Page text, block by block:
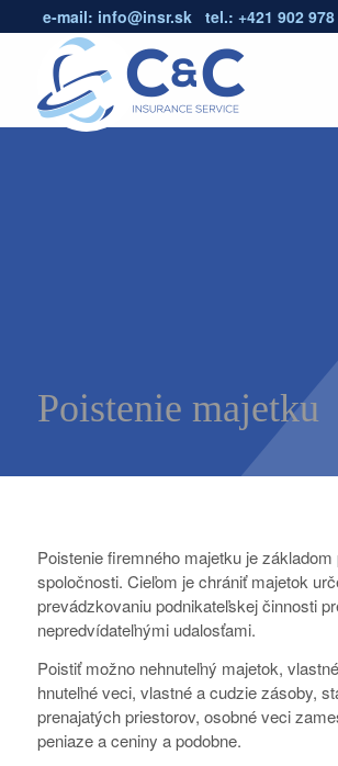
e-mail: info@insr.sktel.: +421 902 978
Poistenie majetku
Poistenie firemného majetku je
spoločnosti. Cieľom je chrániť majetok
prevádzkovaniu podnikateľskej činnosti
nepredvídateľnými udalosťami.
Poistiť možno nehnuteľný majetok,
hnuteľné veci, vlastné a cudzie zásoby,
prenajatých priestorov, osobné veci
peniaze a ceniny a podobne.